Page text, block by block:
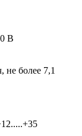
В
не более 7,1